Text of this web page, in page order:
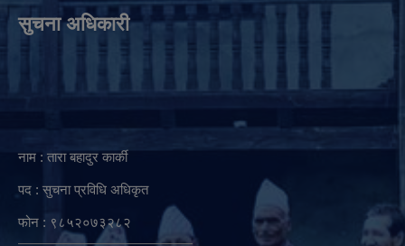
सुचना अधिकारी
नाम : तारा बहादुर कार्की
पद : सुचना प्रविधि अधिकृत
फोन : ९८५२०७३२८२